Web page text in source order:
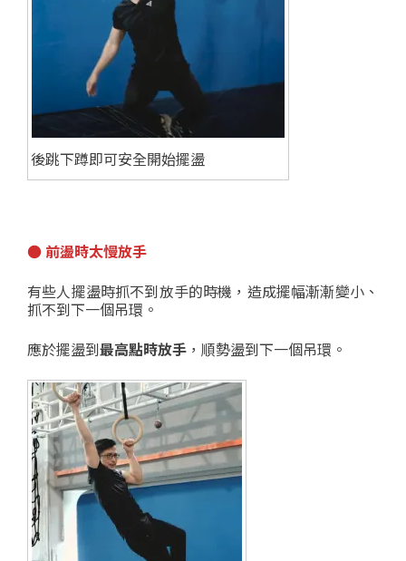
後跳下蹲即可安全開始擺盪
● 前盪時太慢放手
有些人擺盪時抓不到放手的時機，造成擺幅漸漸變小、
抓不到下一個吊環。
應於擺盪到最高點時放手 ，順勢盪到下一個吊環。